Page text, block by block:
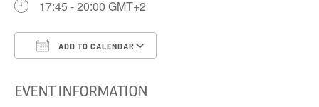
17:45 - 20:00 GMT+2
ADD TO CALENDAR
EVENT INFORMATION